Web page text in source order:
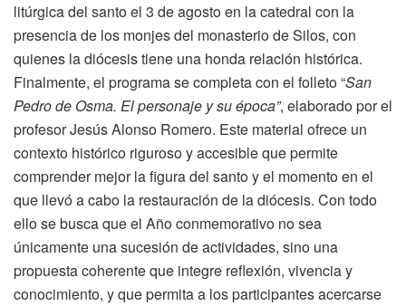
litúrgica del santo el 3 de agosto en la catedral con la
presencia de los monjes del monasterio de Silos, con
quienes la diócesis tiene una honda relación histórica.
Finalmente, el programa se completa con el folleto “San
Pedro de Osma. El personaje y su época”, elaborado por el
profesor Jesús Alonso Romero. Este material ofrece un
contexto histórico riguroso y accesible que permite
comprender mejor la figura del santo y el momento en el
que llevó a cabo la restauración de la diócesis. Con todo
ello se busca que el Año conmemorativo no sea
únicamente una sucesión de actividades, sino una
propuesta coherente que integre reflexión, vivencia y
conocimiento, y que permita a los participantes acercarse